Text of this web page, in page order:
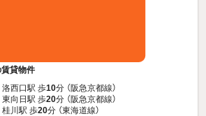
貸物件
洛西口駅 歩10分 （阪急京都線）
東向日駅 歩20分 （阪急京都線）
桂川駅 歩20分 （東海道線）